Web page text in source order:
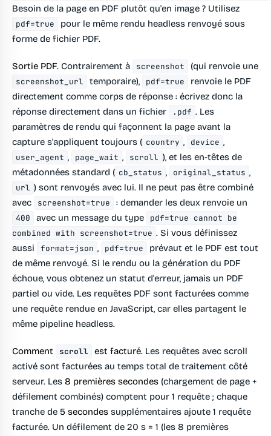
Besoin de la page en PDF plutôt qu'en image ? Utilisez
pdf=true
pour le même rendu headless renvoyé sous
forme de fichier PDF.
Sortie PDF. Contrairement à screenshot (qui renvoie une
screenshot_url temporaire), pdf=true
renvoie le PDF
directement comme corps de réponse : écrivez donc la
réponse directement dans un fichier
.pdf . Les
paramètres de rendu qui façonnent la page avant la
capture s'appliquent toujours ( country , device ,
user_agent , page_wait , scroll ), et les en-têtes de
métadonnées standard ( cb_status , original_status ,
url ) sont renvoyés avec lui. Il ne peut pas être combiné
avec
screenshot=true : demander les deux renvoie un
400 avec un message du type
pdf=true cannot be
combined with screenshot=true . Si vous définissez
aussi
format=json , pdf=true
prévaut et le PDF est tout
de même renvoyé. Si le rendu ou la génération du PDF
échoue, vous obtenez un statut d'erreur, jamais un PDF
partiel ou vide. Les requêtes PDF sont facturées comme
une requête rendue en JavaScript, car elles partagent le
même pipeline headless.
Comment scroll est facturé. Les requêtes avec scroll
activé sont facturées au temps total de traitement côté
serveur. Les 8 premières secondes (chargement de page +
défilement combinés) comptent pour 1 requête ; chaque
tranche de 5 secondes supplémentaires ajoute 1 requête
facturée. Un défilement de 20 s = 1 (les 8 premières